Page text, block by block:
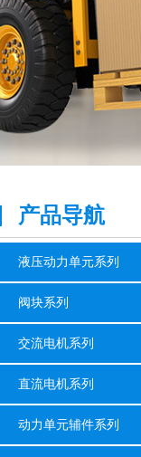
产品导航
液压动力单元系列
阀块系列
交流电机系列
直流电机系列
动力单元辅件系列